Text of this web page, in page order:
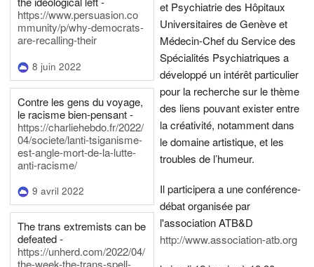
https://www.persuasion.co
mmunity/p/why-democrats-
are-recalling-their
8 juin 2022
Contre les gens du voyage,
le racisme bien-pensant -
https://charliehebdo.fr/2022/
04/societe/lanti-tsiganisme-
est-angle-mort-de-la-lutte-
anti-racisme/
9 avril 2022
The trans extremists can be
defeated -
https://unherd.com/2022/04/
et Psychiatrie des Hôpitaux
Universitaires de Genève et
Médecin-Chef du Service des
Spécialités Psychiatriques a
développé un intérêt particulier
pour la recherche sur le thème
des liens pouvant exister entre
la créativité, notamment dans
le domaine artistique, et les
troubles de l’humeur.
Il participera a une conférence-
débat organisée par
l'association ATB&D
http://www.association-atb.org